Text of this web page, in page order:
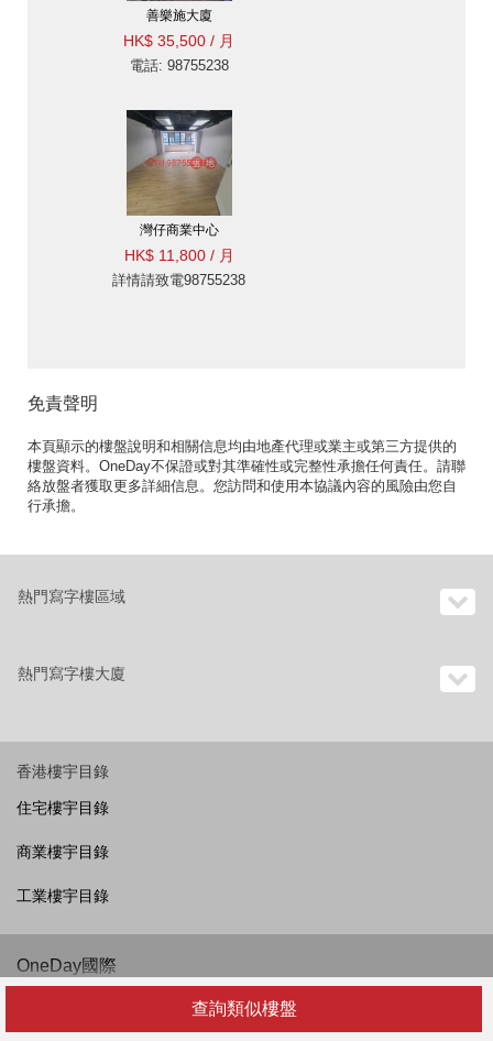
查詢類似樓盤
善樂施大廈
HK$ 35,500 / 月
電話: 98755238
灣仔商業中心
HK$ 11,800 / 月
詳情請致電98755238
免責聲明
本頁顯示的樓盤說明和相關信息均由地產代理或業主或第三方提供的
樓盤資料。OneDay不保證或對其準確性或完整性承擔任何責任。請聯
絡放盤者獲取更多詳細信息。您訪問和使用本協議內容的風險由您自
行承擔。
熱門寫字樓區域
熱門寫字樓大廈
香港樓宇目錄
住宅樓宇目錄
商業樓宇目錄
工業樓宇目錄
OneDay國際